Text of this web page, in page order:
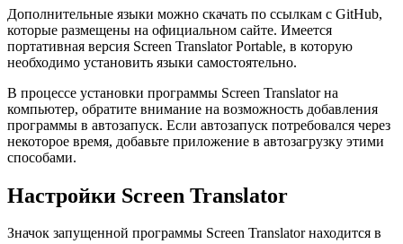
Дополнительные языки можно скачать по ссылкам с GitHub,
которые размещены на официальном сайте. Имеется
портативная версия Screen Translator Portable, в которую
необходимо установить языки самостоятельно.
В процессе установки программы Screen Translator на
компьютер, обратите внимание на возможность добавления
программы в автозапуск. Если автозапуск потребовался через
некоторое время, добавьте приложение в автозагрузку этими
способами.
Настройки Screen Translator
Значок запущенной программы Screen Translator находится в